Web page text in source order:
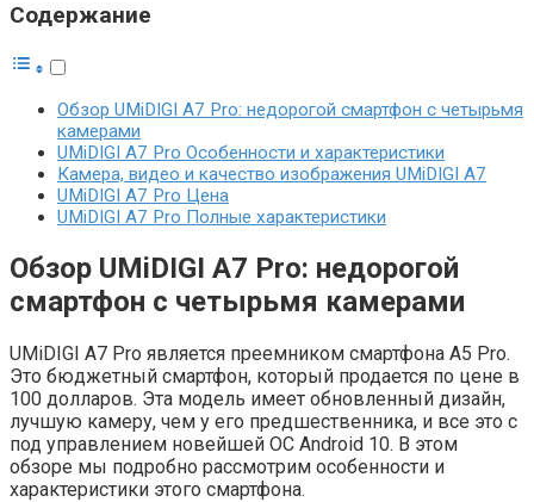
Содержание
Обзор UMiDIGI A7 Pro: недорогой смартфон с четырьмя
камерами
UMiDIGI A7 Pro Особенности и характеристики
Камера, видео и качество изображения UMiDIGI A7
UMiDIGI A7 Pro Цена
UMiDIGI A7 Pro Полные характеристики
Обзор UMiDIGI A7 Pro: недорогой
смартфон с четырьмя камерами
UMiDIGI A7 Pro является преемником смартфона A5 Pro.
Это бюджетный смартфон, который продается по цене в
100 долларов. Эта модель имеет обновленный дизайн,
лучшую камеру, чем у его предшественника, и все это с
под управлением новейшей ОС Android 10. В этом
обзоре мы подробно рассмотрим особенности и
характеристики этого смартфона.